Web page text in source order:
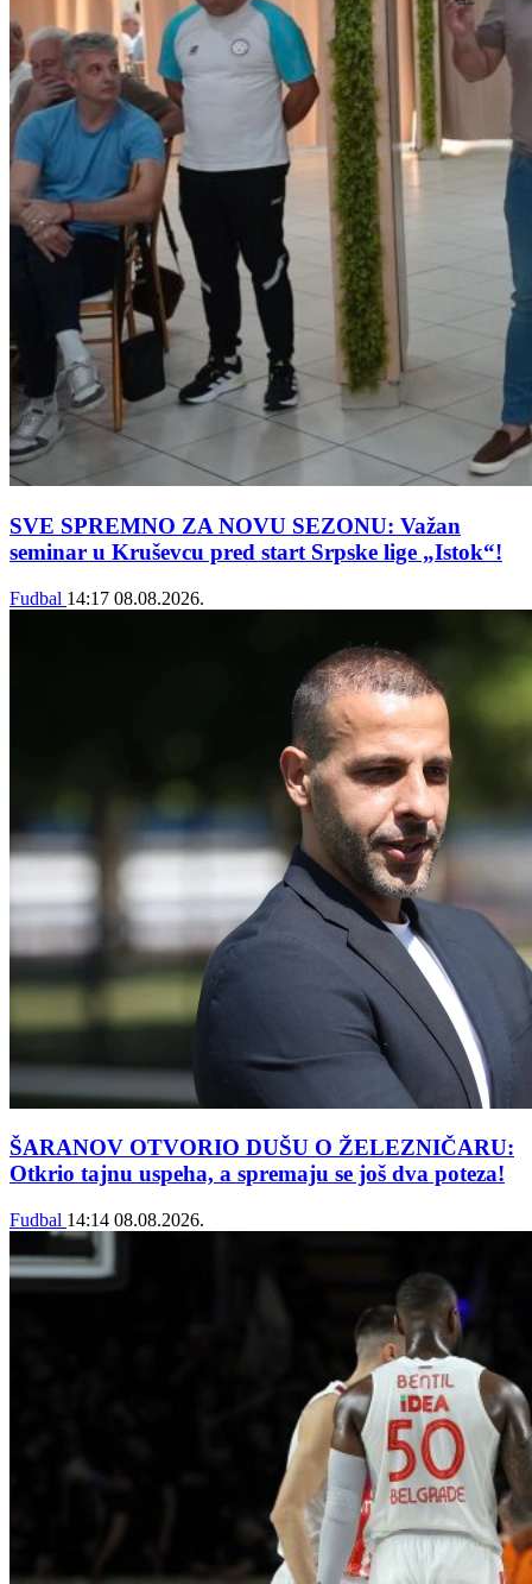
SVE SPREMNO ZA NOVU SEZONU: Važan
seminar u Kruševcu pred start Srpske lige „Istok“!
Fudbal 14:17 08.08.2026.
ŠARANOV OTVORIO DUŠU O ŽELEZNIČARU:
Otkrio tajnu uspeha, a spremaju se još dva poteza!
Fudbal 14:14 08.08.2026.